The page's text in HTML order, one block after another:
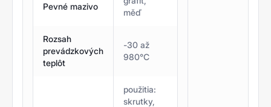
Pevné mazivo
měď
Rozsah
prevádzkových
teplôt
-30 až
980°C
použitia:
skrutky,